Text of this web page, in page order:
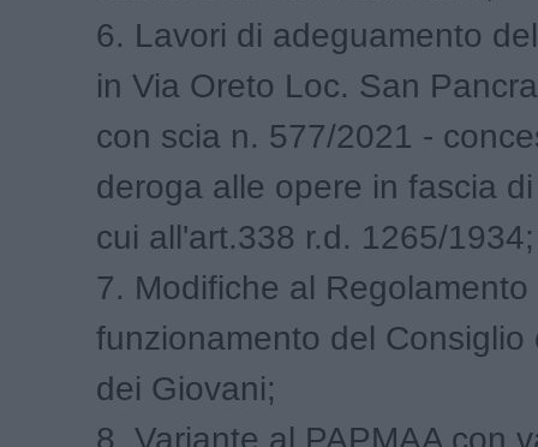
6. Lavori di adeguamento
in Via Oreto Loc. San
con scia n. 577/2021 -
deroga alle opere in fascia
cui all'art.338 r.d. 1265/1934;
7. Modifiche al Regolamento
funzionamento del Consiglio
dei Giovani;
8. Variante al PAPMAA con